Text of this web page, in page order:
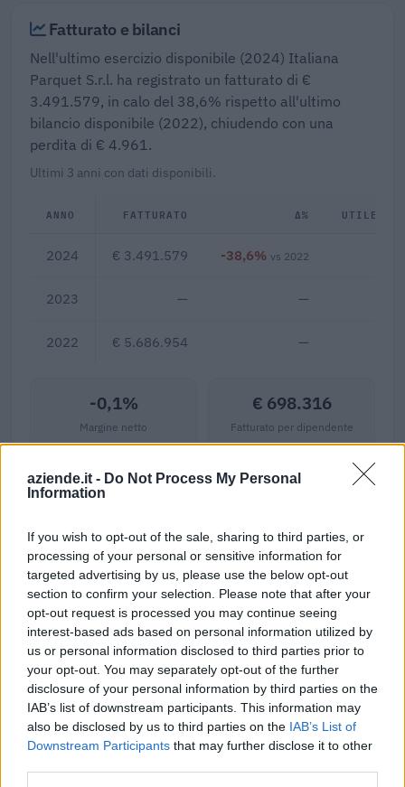
aziende.it - Do Not Process My Personal
Information
If you wish to opt-out of the sale, sharing to third parties, or
processing of your personal or sensitive information for
targeted advertising by us, please use the below opt-out
section to confirm your selection. Please note that after your
opt-out request is processed you may continue seeing
interest-based ads based on personal information utilized by
us or personal information disclosed to third parties prior to
your opt-out. You may separately opt-out of the further
disclosure of your personal information by third parties on the
IAB’s list of downstream participants. This information may
also be disclosed by us to third parties on the IAB’s List of
Downstream Participants that may further disclose it to other
Fatturato e bilanci
Nell'ultimo esercizio disponibile (2024) Italiana
Parquet S.r.l. ha registrato un fatturato di €
3.491.579, in calo del 38,6% rispetto all'ultimo
bilancio disponibile (2022), chiudendo con una
perdita di € 4.961.
Ultimi 3 anni con dati disponibili.
ANNO FATTURATO Δ% UTILE/
2024 € 3.491.579 -38,6% vs 2022
2023 — —
2022 € 5.686.954 —
-0,1%
Margine netto
€ 698.316
Fatturato per dipendente
Aiuti di Stato e contributi pubblici
Italiana Parquet S.r.l. risulta beneficiaria di 2 aiuti o
contributi pubblici per un totale di 6.828 euro (2025–2026).
2026-01-28
Esonero dal versamento dei contributi previdenziali
per l'assunzione di giovani lavoratori ( art. 1 comma 10-15
L. 178/
inps
6.757 euro
2025-01-31